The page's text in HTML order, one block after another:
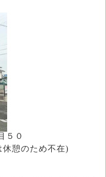
５０
休憩のため不在)